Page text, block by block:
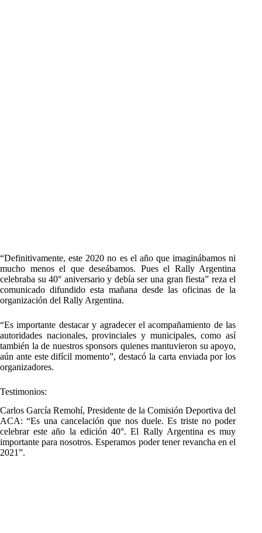
“Definitivamente, este 2020 no es el año que imaginábamos ni
mucho menos el que deseábamos. Pues el Rally Argentina
celebraba su 40° aniversario y debía ser una gran fiesta” reza el
comunicado difundido esta mañana desde las oficinas de la
organización del Rally Argentina.
“Es importante destacar y agradecer el acompañamiento de las
autoridades nacionales, provinciales y municipales, como así
también la de nuestros sponsors quienes mantuvieron su apoyo,
aún ante este difícil momento”, destacó la carta enviada por los
organizadores.
Testimonios:
Carlos García Remohí, Presidente de la Comisión Deportiva del
ACA: “Es una cancelación que nos duele. Es triste no poder
celebrar este año la edición 40°. El Rally Argentina es muy
importante para nosotros. Esperamos poder tener revancha en el
2021”.